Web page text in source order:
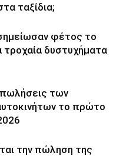
ταξίδια;
φέτος το
τροχαία δυστυχήματα
πωλήσεις των
το πρώτο
την πώληση της